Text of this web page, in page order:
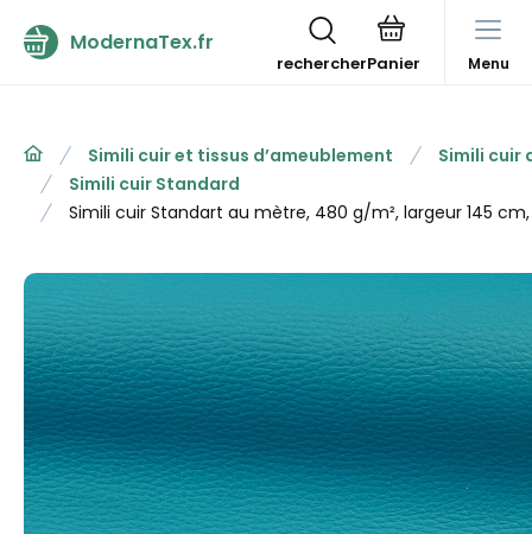
ModernaTex.fr
rechercher Menu
Simili cuir et tissus d’ameublement
Simili cuir
Simili cuir Standard
Simili cuir Standart au mètre, 480 g/m², largeur 145